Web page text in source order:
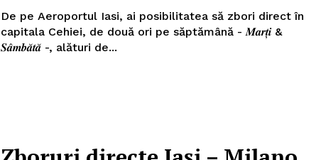
De pe Aeroportul Iasi, ai posibilitatea să zbori direct în
capitala Cehiei, de două ori pe săptămână - 𝑴𝒂𝒓𝒕̦𝒊 &
𝑺𝒂̂𝒎𝒃𝒂̆𝒕𝒂̆ -, alături de...